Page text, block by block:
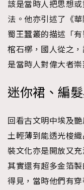
該是當時人把思想
法。他亦引述了《
蜀王蠶叢的描述「
棺石槨，國人從之
是當時人對偉大者
迷你裙、編
回看古文明中埃及
土輕薄到能透光梭
裝文化亦是開放又充
其實還有超多金箔
得見，當時他們有